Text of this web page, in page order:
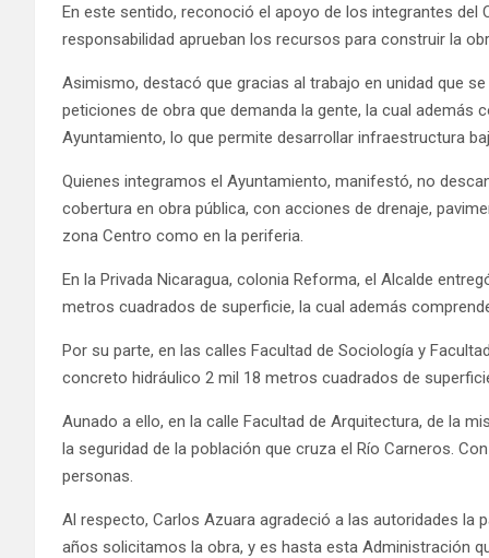
En este sentido, reconoció el apoyo de los integrantes del
responsabilidad aprueban los recursos para construir la
Asimismo, destacó que gracias al trabajo en unidad que
peticiones de obra que demanda la gente, la cual
Ayuntamiento, lo que permite desarrollar infraestructura
Quienes integramos el Ayuntamiento, manifestó, no
cobertura en obra pública, con acciones de drenaje,
zona Centro como en la periferia.
En la Privada Nicaragua, colonia Reforma, el Alcalde
metros cuadrados de superficie, la cual además
Por su parte, en las calles Facultad de Sociología y
concreto hidráulico 2 mil 18 metros cuadrados de
Aunado a ello, en la calle Facultad de Arquitectura, de la
la seguridad de la población que cruza el Río Carneros.
personas.
Al respecto, Carlos Azuara agradeció a las autoridades la
años solicitamos la obra, y es hasta esta Administración